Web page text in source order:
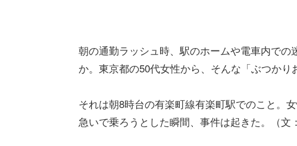
朝の通勤ラッシュ時、駅のホームや電車内で
か。東京都の50代女性から、そんな「ぶつかり
それは朝8時台の有楽町線有楽町駅でのこと。
急いで乗ろうとした瞬間、事件は起きた。（文